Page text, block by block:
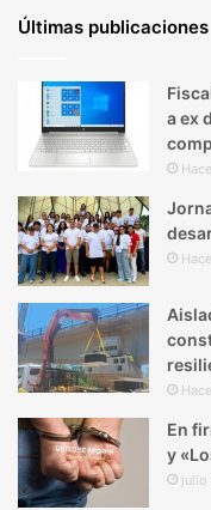
Últimas publicaciones
a ex
En
y
julio